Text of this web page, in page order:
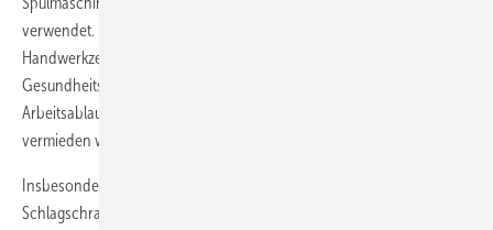
verwendet. Ein sauberes Arbeitsumfeld, die sorgfältige Wahl der
Handwerkzeuge und ergonomisch gestaltete Arbeitsplätze halten
Gesundheitsrisiken für den Anwender gering. Vorausgesetzt, der
Arbeitsablauf ist so organisiert, dass häufige Wiederholungen
vermieden werden.
Insbesondere in der Automobilindustrie war früher auch der
Schlagschrauber weit verbreitet. Doch nach und nach wurde er